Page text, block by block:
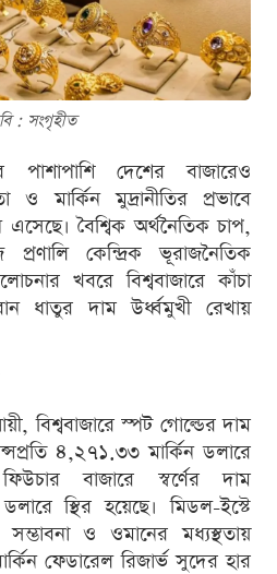
: সংগৃহীত
পাশাপাশি দেশের বাজারেও
ও মার্কিন মুদ্রানীতির প্রভাবে
এসেছে। বৈশ্বিক অর্থনৈতিক চাপ,
কেন্দ্রিক ভূরাজনৈতিক
খবরে বিশ্ববাজারে কাঁচা
ধাতুর দাম উর্ধ্বমুখী রেখায়
বিশ্ববাজারে স্পট গোল্ডের দাম
৪,২৭১.৩৩ মার্কিন ডলারে
বাজারে স্বর্ণের দাম
স্থির হয়েছে। মিডল-ইস্টে
ও ওমানের মধ্যস্থতায়
ফেডারেল রিজার্ভ সুদের হার